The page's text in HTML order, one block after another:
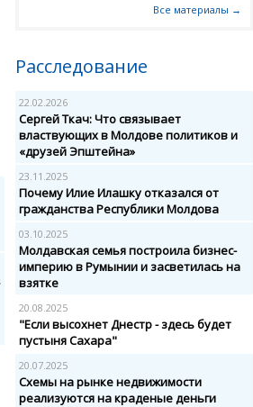
Все материалы →
Расследование
22.02.2026
Сергей Ткач: Что связывает
властвующих в Молдове политиков и
«друзей Эпштейна»
23.11.2025
Почему Илие Илашку отказался от
гражданства Республики Молдова
03.10.2025
Молдавская семья построила бизнес-
империю в Румынии и засветилась на
взятке
20.08.2025
"Если высохнет Днестр - здесь будет
пустыня Сахара"
20.07.2025
Схемы на рынке недвижимости
реализуются на краденые деньги